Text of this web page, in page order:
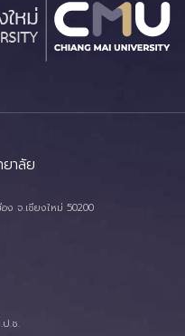
าลัย
ง จ.เชียงใหม่ 50200
ป.ช.